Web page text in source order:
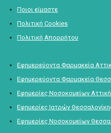
Ποιοι είμαστε
Πολιτική Cookies
Πολιτική Απορρήτου
Εφημερεύοντα Φαρμακεία
Εφημερεύοντα Φαρμακεία
Εφημερίες Νοσοκομείων
Εφημερίες Ιατρών
Εφημερίες Νοσοκομείων